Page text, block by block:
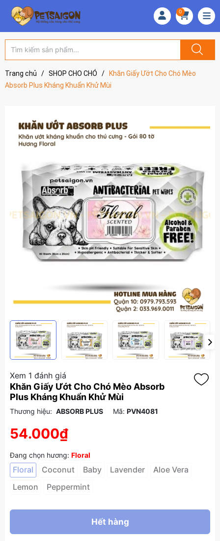
0
Trang chủ / SHOP CHO CHÓ /
Khăn Giấy Ướt Cho Chó Mèo
Absorb Plus Kháng Khuẩn Khử Mùi
Xem 1 đánh giá
Khăn Giấy Ướt Cho Chó Mèo Absorb
Plus Kháng Khuẩn Khử Mùi
Thương hiệu: ABSORB PLUS Mã: PVN4081
54.000₫
Đang chọn hương: Floral
Floral Coconut Baby Lavender
Aloe Vera
Lemon
Peppermint
Hết hàng